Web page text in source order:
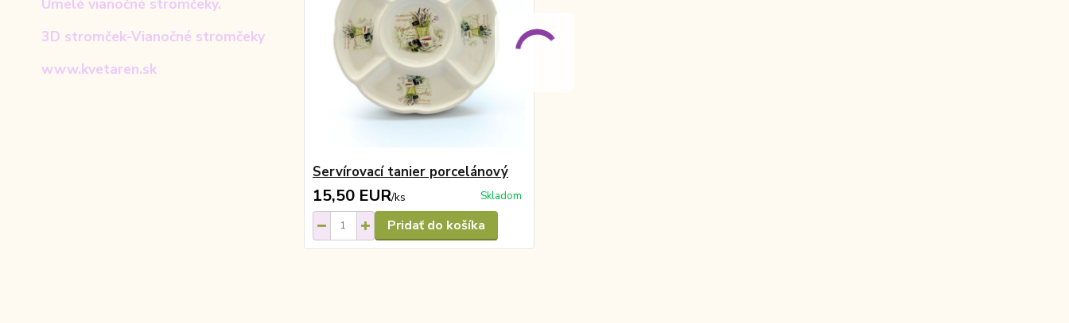
Umelé vianočné stromčeky.
3D stromček-Vianočné stromčeky
www.kvetaren.sk
Servírovací tanier porcelánový
15,50 EUR/ks Skladom
Pridať do košíka